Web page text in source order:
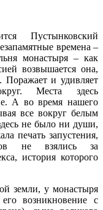
Пустынковский
времена –
монастыря – как
возвышается она,
Поражает и удивляет
Места здесь
А во время нашего
все вокруг белым
не было ни души,
печать запустения,
не взялись за
история которого
земли, у монастыря
возникновение с